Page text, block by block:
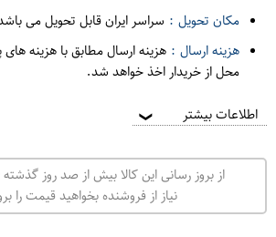
مکان تحویل : سراسر ایران قابل تحویل می
هزینه ارسال : هزینه ارسال مطابق با هزینه
محل از خریدار اخذ خواهد شد.
اطلاعات بیشتر ❯
از بروز رسانی این کالا بیش از صد روز
نیاز از فروشنده بخواهید قیمت را